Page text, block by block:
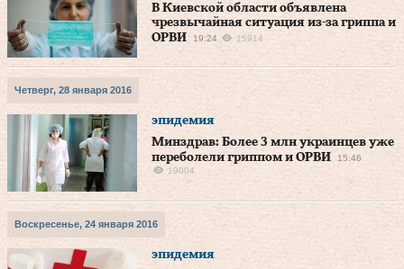
В Киевской области объявлена
чрезвычайная ситуация из-за гриппа и
ОРВИ
19:24 15914
Четверг, 28 января 2016
эпидемия
Минздрав: Более 3 млн украинцев уже
переболели гриппом и ОРВИ
15:46
19004
Воскресенье, 24 января 2016
эпидемия